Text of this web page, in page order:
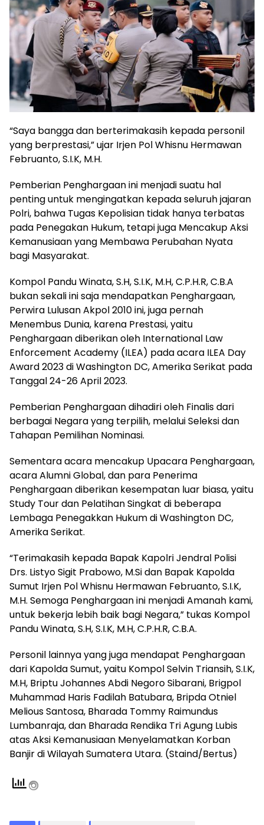
“Saya bangga dan berterimakasih kepada personil
yang berprestasi,” ujar Irjen Pol Whisnu Hermawan
Februanto, S.I.K, M.H.
Pemberian Penghargaan ini menjadi suatu hal
penting untuk mengingatkan kepada seluruh jajaran
Polri, bahwa Tugas Kepolisian tidak hanya terbatas
pada Penegakan Hukum, tetapi juga Mencakup Aksi
Kemanusiaan yang Membawa Perubahan Nyata
bagi Masyarakat.
Kompol Pandu Winata, S.H, S.I.K, M.H, C.P.H.R, C.B.A
bukan sekali ini saja mendapatkan Penghargaan,
Perwira Lulusan Akpol 2010 ini, juga pernah
Menembus Dunia, karena Prestasi, yaitu
Penghargaan diberikan oleh International Law
Enforcement Academy (ILEA) pada acara ILEA Day
Award 2023 di Washington DC, Amerika Serikat pada
Tanggal 24-26 April 2023.
Pemberian Penghargaan dihadiri oleh Finalis dari
berbagai Negara yang terpilih, melalui Seleksi dan
Tahapan Pemilihan Nominasi.
Sementara acara mencakup Upacara Penghargaan,
acara Alumni Global, dan para Penerima
Penghargaan diberikan kesempatan luar biasa, yaitu
Study Tour dan Pelatihan Singkat di beberapa
Lembaga Penegakkan Hukum di Washington DC,
Amerika Serikat.
“Terimakasih kepada Bapak Kapolri Jendral Polisi
Drs. Listyo Sigit Prabowo, M.Si dan Bapak Kapolda
Sumut Irjen Pol Whisnu Hermawan Februanto, S.I.K,
M.H. Semoga Penghargaan ini menjadi Amanah kami,
untuk bekerja lebih baik bagi Negara,” tukas Kompol
Pandu Winata, S.H, S.I.K, M.H, C.P.H.R, C.B.A.
Personil lainnya yang juga mendapat Penghargaan
dari Kapolda Sumut, yaitu Kompol Selvin Triansih, S.I.K,
M.H, Briptu Johannes Abdi Negoro Sibarani, Brigpol
Muhammad Haris Fadilah Batubara, Bripda Otniel
Melious Santosa, Bharada Tommy Raimundus
Lumbanraja, dan Bharada Rendika Tri Agung Lubis
atas Aksi Kemanusiaan Menyelamatkan Korban
Banjir di Wilayah Sumatera Utara. (Staind/Bertus)